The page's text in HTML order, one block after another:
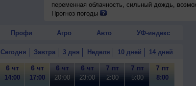
переменная облачность, сильный дождь,
ветер юго-западный, умеренный.
Прогноз погоды
Профи Агро Авто УФ-индекс
Сегодня Завтра 3 дня Неделя 10 дней 14 дней
6 чт
14:00
6 чт
17:00
6 чт
20:00
6 чт
23:00
7 пт
2:00
7 пт
5:00
7 пт
8:00